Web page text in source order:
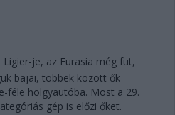
je, az Eurasia még fut,
bajai, többek között ők
féle hölgyautóba. Most a 29.
gép is előzi őket.